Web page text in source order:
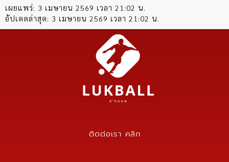
เผยแพร่: 3 เมษายน 2569 เวลา 21:02 น.
อัปเดตล่าสุด: 3 เมษายน 2569 เวลา 21:02 น.
ติดต่อเรา คลิก